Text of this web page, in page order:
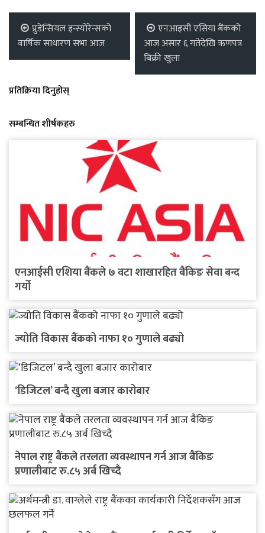
प्रुडेन्सियल इन्स्योरेन्सको
वार्षिक साधारण सभा आज
एनआइसी एसिया बैंकको
आज असार ६ गतेदेखि ऋणपत्र
बिक्री खुला
प्रतिक्रिया दिनुहोस्
सम्बन्धित शीर्षकहरु
एनआईसी एशिया बैंकले ७ वटा शाखारहित बैंकिङ सेवा बन्द
गर्यो
ज्योति विकास बैंकको नाफा १० गुणाले बढ्यो
‘डिजिटल’ बन्दै खुला बजार कारोबार
नेपाल राष्ट्र बैंकले तरलता व्यवस्थापन गर्न आज बैंकिङ
प्रणालीबाट रु.८५ अर्ब खिच्दै